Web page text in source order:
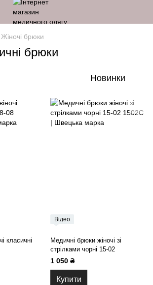
Жіночі брюки
брюки
Новинки
класичні
Відео
Медичні брюки жіночі зі
стрілками чорні 15-02
1 050 ₴
Купити